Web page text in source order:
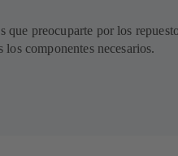
que preocuparte por los
componentes necesarios.